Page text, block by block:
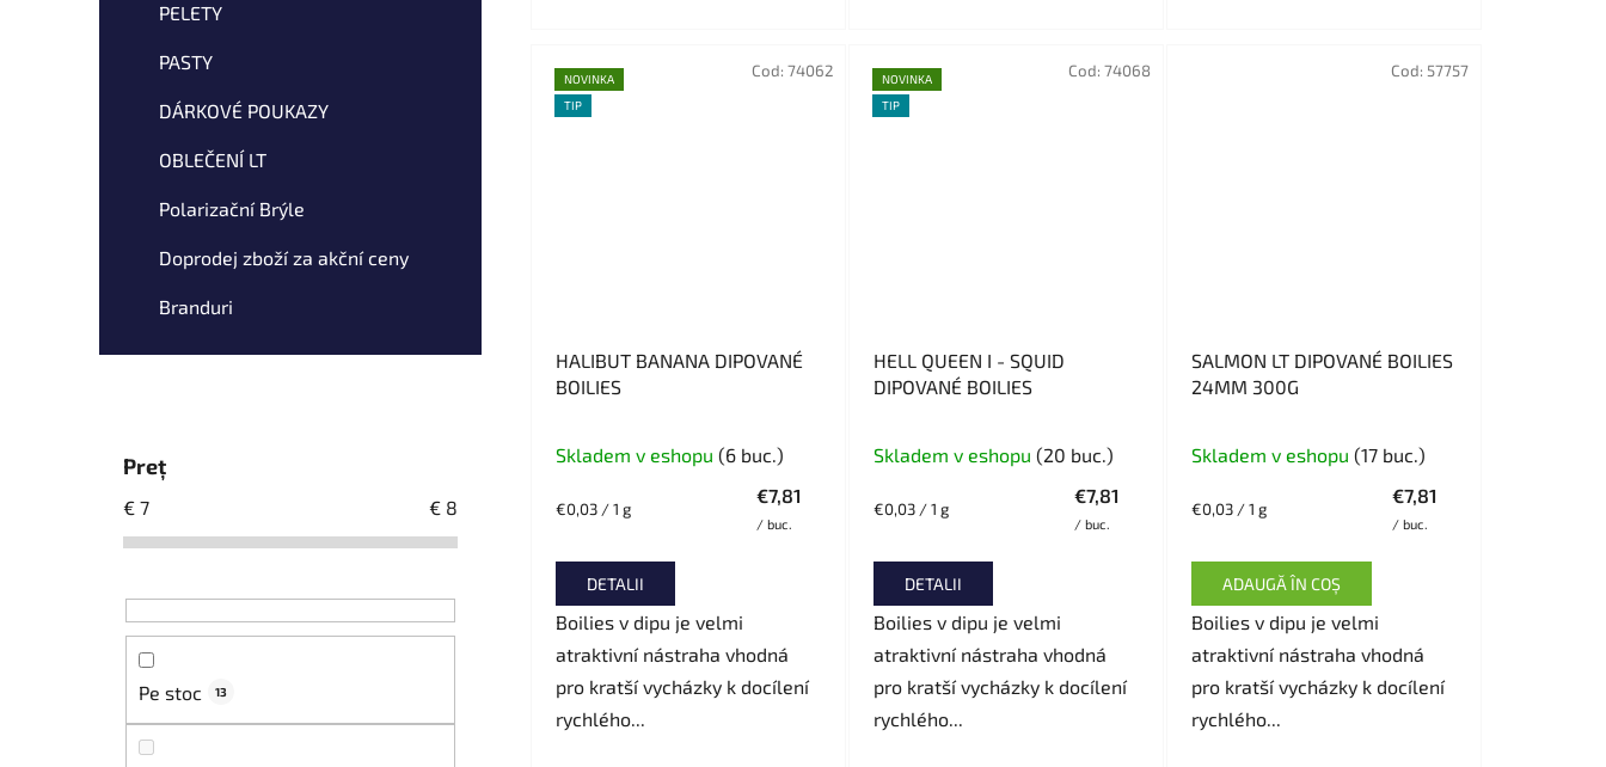
PELETY
PASTY
DÁRKOVÉ POUKAZY
OBLEČENÍ LT
Polarizační Brýle
Doprodej zboží za akční ceny
Branduri
Preţ
€ 7 € 8
Pe stoc 13
NOVINKA
TIP
HALIBUT BANANA DIPOVANÉ
BOILIES
Skladem v eshopu (6 buc.)
€7,81
/ buc.
Evaluare
€0,03 / 1 g
DETALII
Boilies v dipu je velmi
atraktivní nástraha vhodná
pro kratší vycházky k docílení
rychlého...
Cod: 74062
NOVINKA
TIP
HELL QUEEN I - SQUID
DIPOVANÉ BOILIES
Skladem v eshopu (20 buc.)
€7,81
/ buc.
Evaluare
€0,03 / 1 g
DETALII
Boilies v dipu je velmi
atraktivní nástraha vhodná
pro kratší vycházky k docílení
rychlého...
Cod: 74068
SALMON LT DIPOVANÉ BOILIES
24MM 300G
Skladem v eshopu (17 buc.)
€7,81
/ buc.
Evaluare
€0,03 / 1 g
ADAUGĂ ÎN COŞ
Boilies v dipu je velmi
atraktivní nástraha vhodná
pro kratší vycházky k docílení
rychlého...
Cod: 57757